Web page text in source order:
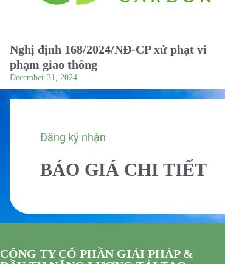
Nghị định 168/2024/NĐ-CP xử phạt vi
phạm giao thông
December 31, 2024
Đăng ký nhận
BÁO GIÁ CHI TIẾT
CÔNG TY CỔ PHẦN GIẢI PHÁP &